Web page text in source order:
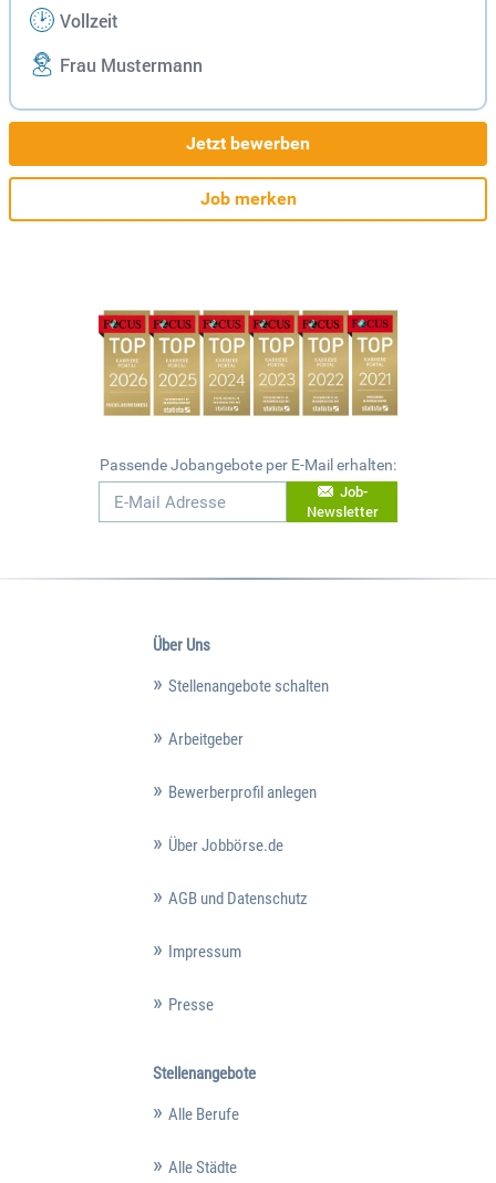
Vollzeit
Frau Mustermann
Jetzt bewerben
Job merken
Passende Jobangebote per E-Mail erhalten:
Job-
Newsletter
Über Uns
Stellenangebote schalten
Arbeitgeber
Bewerberprofil anlegen
Über Jobbörse.de
AGB und Datenschutz
Impressum
Presse
Stellenangebote
Alle Berufe
Alle Städte